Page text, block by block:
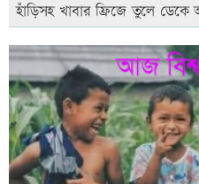
হাঁড়িসহ খাবার ফ্রিজে তুলে